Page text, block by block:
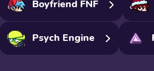
Boyfriend FNF
Psych Engine